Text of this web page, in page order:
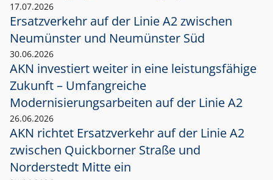
17.07.2026
Ersatzverkehr auf der Linie A2 zwischen
Neumünster und Neumünster Süd
30.06.2026
AKN investiert weiter in eine leistungsfähige
Zukunft – Umfangreiche
Modernisierungsarbeiten auf der Linie A2
26.06.2026
AKN richtet Ersatzverkehr auf der Linie A2
zwischen Quickborner Straße und
Norderstedt Mitte ein